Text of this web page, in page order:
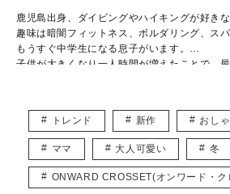
鹿児島出身、ダイビングやハイキングが好き
趣味は暗闇フィットネス、ボルダリング、ス
もうすぐ中学生になる息子がいます。
子供が大きくなり一人時間が増えたことで、
好きなブランドはBCBG MAXAZRIA、ZARA
ファッションを楽しんでいます。
こちらでは主にUNIQLOやGU、しまむらなど
り入れたトレンド記事を紹介していきます。
宜しくお願いします。
トレンド 新作 おし
ママ 大人可愛い 冬
ONWARD CROSSET(オンワード・ク